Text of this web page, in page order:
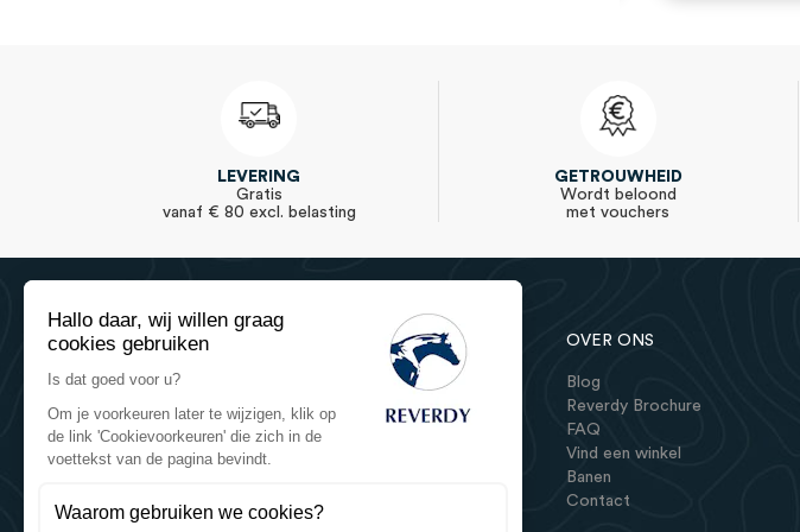
Hallo daar, wij willen graag
cookies gebruiken
Is dat goed voor u?
Om je voorkeuren later te wijzigen, klik op
de link 'Cookievoorkeuren' die zich in de
voettekst van de pagina bevindt.
Waarom gebruiken we cookies?
LEVERING
Gratis
vanaf € 80 excl. belasting
GETROUWHEID
Wordt beloond
met vouchers
Reverdy Equine Nutrition
784 route de la Fieffe Mariette
OVER ONS
Blog
Reverdy Brochure
FAQ
Vind een winkel
Banen
Contact